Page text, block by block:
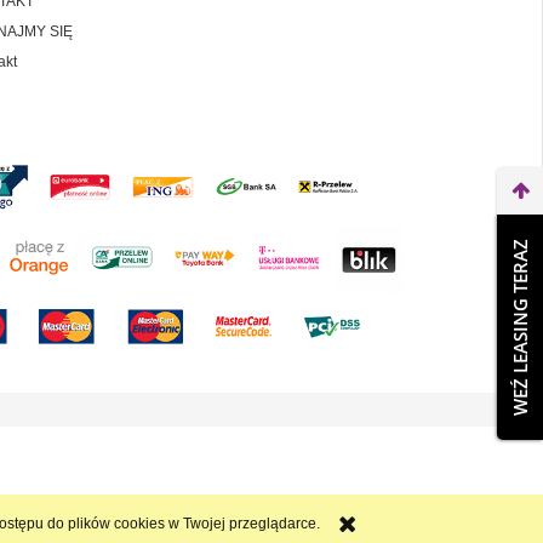
do plików cookies w Twojej przeglądarce.
SIĘ
WEŹ LEASING TERAZ